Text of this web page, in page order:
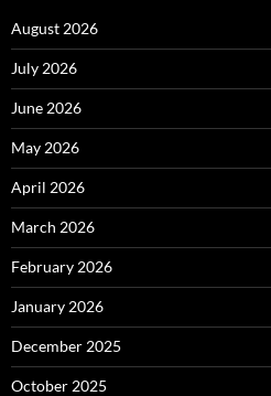
August 2026
July 2026
June 2026
May 2026
April 2026
March 2026
February 2026
January 2026
December 2025
October 2025